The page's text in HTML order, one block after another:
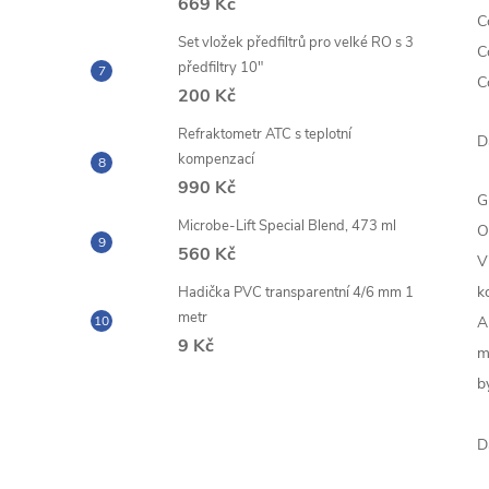
Set vložek předfiltrů pro velké RO s 3
předfiltry 10"
200 Kč
Refraktometr ATC s teplotní
kompenzací
990 Kč
Microbe-Lift Special Blend, 473 ml
560 Kč
Hadička PVC transparentní 4/6 mm 1
metr
9 Kč